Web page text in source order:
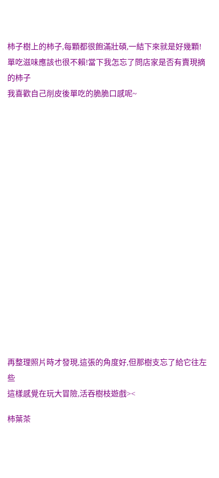
柿子樹上的柿子,每顆都很飽滿壯碩,一結下來就是好幾顆!
單吃滋味應該也很不賴!當下我怎忘了問店家是否有賣現摘
的柿子
我喜歡自己削皮後單吃的脆脆口感呢~
再整理照片時才發現,這張的角度好,但那樹支忘了給它往左
些
這樣感覺在玩大冒險,活吞樹枝遊戲><
柿葉茶